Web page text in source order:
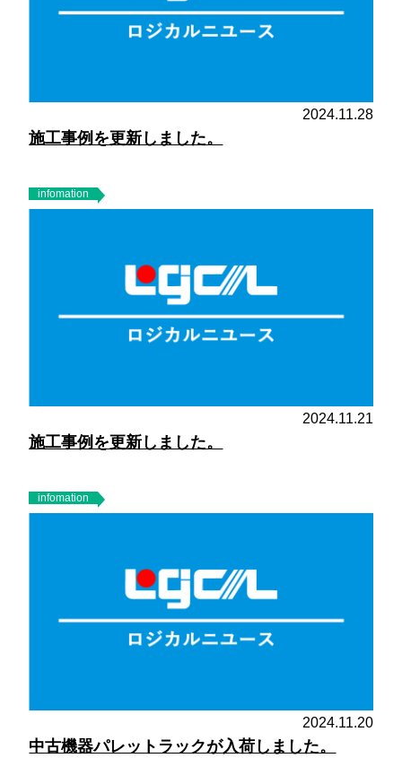
2024.11.28
施工事例を更新しました。
infomation
2024.11.21
施工事例を更新しました。
infomation
2024.11.20
中古機器パレットラックが入荷しました。